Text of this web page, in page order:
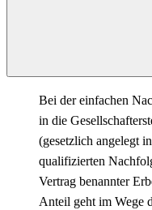
Bei der einfachen
in die
(gesetzlich angelegt
qualifizierten
Vertrag benannter
Anteil geht im Wege